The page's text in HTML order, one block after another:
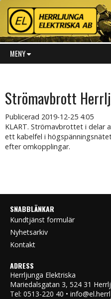
MENY
Strömavbrott
Publicerad 2019-12-25 4:05
KLART. Strömavbrottet i delar
ett kabelfel i
efter omkopplingar.
SNABBLÄNKAR
Kundtjänst formulär
Nyhetsarkiv
Kontakt
ADRESS
Herrljunga Elektriska
Mariedalsgatan 3, 524 31
Tel: 0513-220 40 •